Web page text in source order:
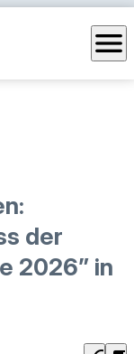
menu
der
2026” in